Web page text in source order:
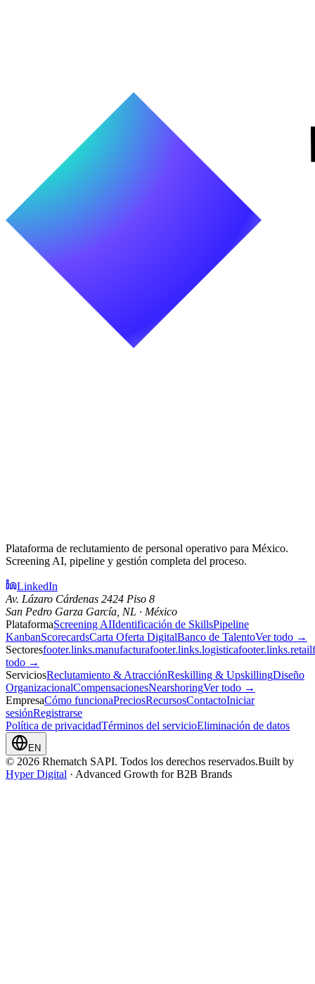
Plataforma de reclutamiento de personal operativo para México.
Screening AI, pipeline y gestión completa del proceso.
LinkedIn
Av. Lázaro Cárdenas 2424 Piso 8
San Pedro Garza García, NL · México
PlataformaScreening AIIdentificación de SkillsPipeline
KanbanScorecardsCarta Oferta DigitalBanco de TalentoVer todo →
Sectoresfooter.links.manufacturafooter.links.logisticafooter.links.retail
todo →
ServiciosReclutamiento & AtracciónReskilling & UpskillingDiseño
OrganizacionalCompensacionesNearshoringVer todo →
EmpresaCómo funcionaPreciosRecursosContactoIniciar
sesiónRegistrarse
Política de privacidadTérminos del servicioEliminación de datos
EN
© 2026 Rhematch SAPI. Todos los derechos reservados.Built by
Hyper Digital · Advanced Growth for B2B Brands